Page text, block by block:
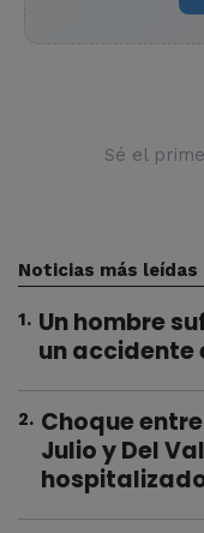
Sé el
Noticias más leídas
1. Un hombre
un accidente
2. Choque
Julio y Del